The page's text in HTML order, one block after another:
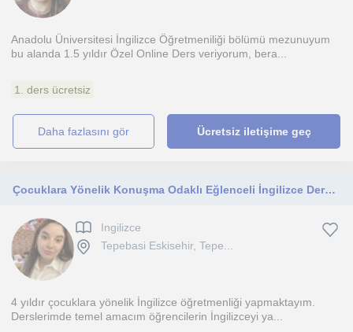
Anadolu Üniversitesi İngilizce Öğretmeniliği bölümü mezunuyum
bu alanda 1.5 yıldır Özel Online Ders veriyorum, bera...
1. ders ücretsiz
daha fazlasını gör Ücretsiz iletişime geç
Çocuklara Yönelik Konuşma Odaklı Eğlenceli İngilizce Dersleri
Ingilizce
Tepebasi Eskisehir, Tepe...
4 yıldır çocuklara yönelik İngilizce öğretmenliği yapmaktayım.
Derslerimde temel amacım öğrencilerin İngilizceyi ya...